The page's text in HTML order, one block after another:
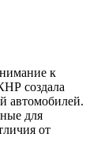
к
создала
автомобилей.
для
от